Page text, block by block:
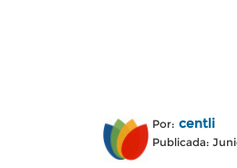
Por: centli
Publicada: